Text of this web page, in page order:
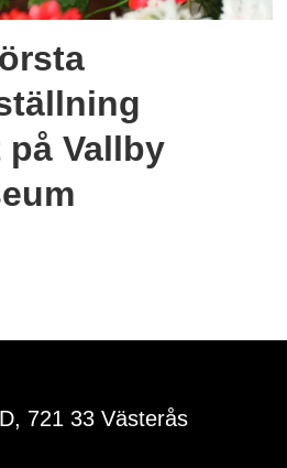
Vallby
721 33Västerås